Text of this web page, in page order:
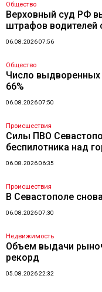
Общество
Верховный суд РФ
штрафов водителей
06.08.2026 07:56
Общество
Число выдворенных
66%
06.08.2026 07:50
Происшествия
Силы ПВО
беспилотника над
06.08.2026 06:35
Происшествия
В Севастополе
06.08.2026 07:30
Недвижимость
Объем выдачи
рекорд
05.08.2026 22:32